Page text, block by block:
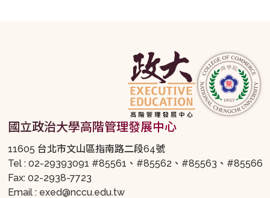
國立政治大學高階管理發展中心
11605 台北市文山區指南路二段64號
Tel : 02-29393091 #85561、#85562、#85563、#85566
Fax: 02-2938-7723
Email : exed@nccu.edu.tw